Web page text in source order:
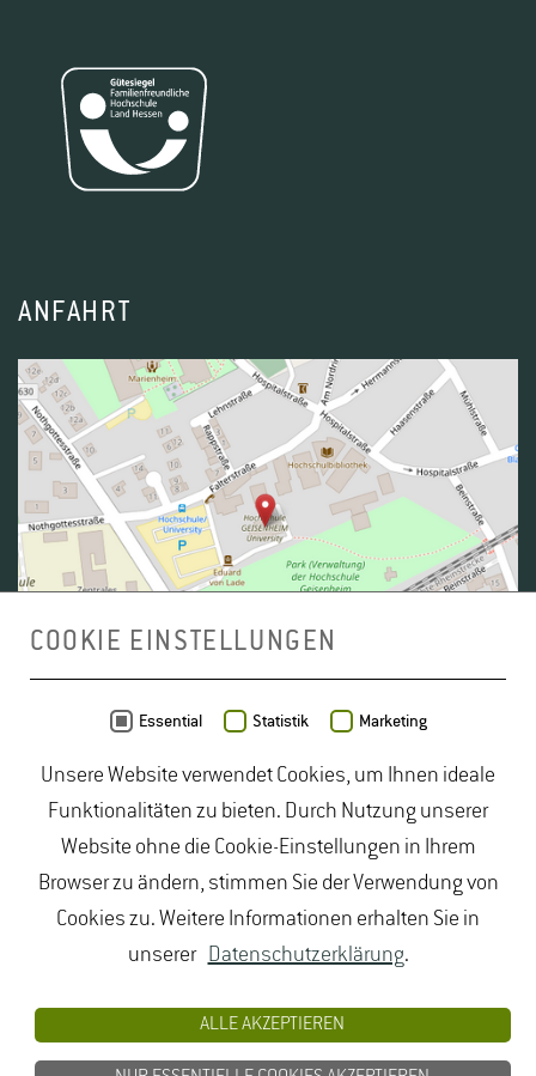
ANFAHRT
OpenStreetMap- Veröffentlicht unterODbL
duales Studium Gartenbau| Gartenbau Studium|
Lebensmittelrecht Studium|Lebensmittelsicherheit
Studium| Naturschutz Studium|Oenologie
Studium| Studiengang Logistik|Studiengänge
Lebensmittel |Studiengänge Natur| Studiengänge
Studium Landschaftsarchitektur
Studium Lebensmittel|Studium
COOKIE EINSTELLUNGEN
Essential Statistik Marketing
Unsere Website verwendet Cookies, um Ihnen ideale
Funktionalitäten zu bieten. Durch Nutzung unserer
Website ohne die Cookie-Einstellungen in Ihrem
Browser zu ändern, stimmen Sie der Verwendung von
Cookies zu. Weitere Informationen erhalten Sie in
unserer Datenschutzerklärung.
ALLE AKZEPTIEREN